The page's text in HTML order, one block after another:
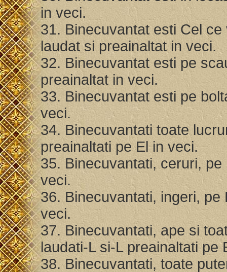
in veci.
31. Binecuvantat esti Cel
laudat si preainaltat in veci.
32. Binecuvantat esti pe
preainaltat in veci.
33. Binecuvantat esti pe
veci.
34. Binecuvantati toate
preainaltati pe El in veci.
35. Binecuvantati, ceruri,
veci.
36. Binecuvantati, ingeri,
veci.
37. Binecuvantati, ape si
laudati-L si-L preainaltati pe
38. Binecuvantati, toate